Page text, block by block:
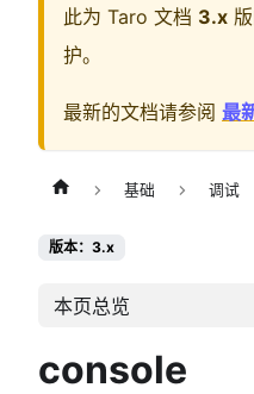
此为 Taro 文档 3.x
护。
最新的文档请参阅 最
基础 调试
版本：3.x
本页总览
console